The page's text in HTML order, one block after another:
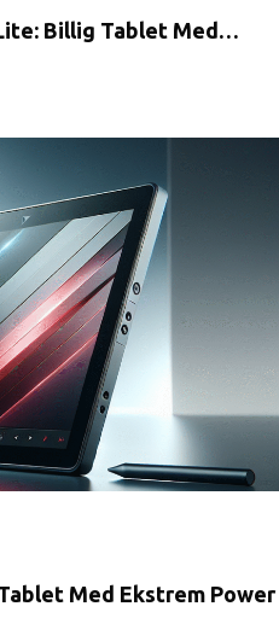
Billig Tablet Med…
Med Ekstrem Power